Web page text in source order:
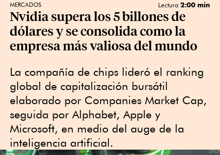
MERCADOS Lectura 2:00 min
Nvidia supera los 5 billones de
dólares y se consolida como la
empresa más valiosa del mundo
La compañía de chips lideró el ranking
global de capitalización bursátil
elaborado por Companies Market Cap,
seguida por Alphabet, Apple y
Microsoft, en medio del auge de la
inteligencia artificial.